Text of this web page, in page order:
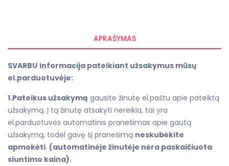
APRAŠYMAS
SVARBU informacija pateikiant užsakymus mūsų
el.parduotuvėje:
1.Pateikus užsakymą gausite žinutę el.paštu apie pateiktą
užsakymą. Į tą žinutę atsakyti nereikia, tai yra
el.parduotuvės automatinis pranešimas apie gautą
užsakymą, todėl gavę šį pranešimą neskubėkite
apmokėti. (automatinėje žinutėje nėra paskaičiuota
siuntimo kaina).